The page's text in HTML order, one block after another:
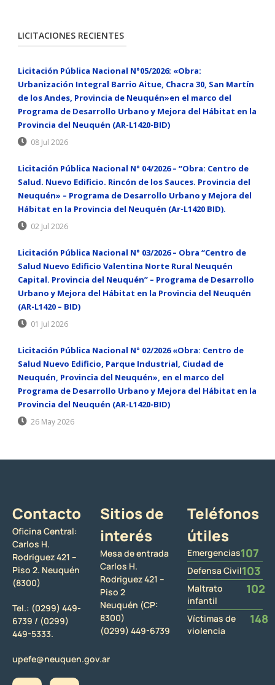
LICITACIONES RECIENTES
Licitación Pública Nacional N°05/2026: «Obra:
Urbanización Integral Barrio Aitue, Chacra 30, San Martín
de los Andes, Provincia de Neuquén»en el marco del
Programa de Desarrollo Urbano y Mejora del Hábitat en la
Provincia del Neuquén (AR-L1420-BID)
08 Jul 2026
Licitación Pública Nacional N° 04/2026 – “Obra: Centro de
Salud. Nuevo Edificio. Rincón de los Sauces. Provincia del
Neuquén» – Programa de Desarrollo Urbano y Mejora del
Hábitat en la Provincia del Neuquén (Ar-L1420 BID).
02 Jul 2026
Licitación Pública Nacional N° 03/2026 – Obra “Centro de
Salud Nuevo Edificio Valentina Norte Rural Neuquén
Capital. Provincia del Neuquén” – Programa de Desarrollo
Urbano y Mejora del Hábitat en la Provincia del Neuquén
(AR-L1420 – BID)
01 Jul 2026
Licitación Pública Nacional N° 02/2026 «Obra: Centro de
Salud Nuevo Edificio, Parque Industrial, Ciudad de
Neuquén, Provincia del Neuquén», en el marco del
Programa de Desarrollo Urbano y Mejora del Hábitat en la
Provincia del Neuquén (AR-L1420-BID)
26 May 2026
Contacto
Oficina Central:
Carlos H.
Rodriguez 421 –
Piso 2. Neuquén
(8300)
Tel.: (0299) 449-
6739 / (0299)
449-5333.
upefe@neuquen.gov.ar
Sitios de
interés
Mesa de entrada
Carlos H.
Rodriguez 421 –
Piso 2
Neuquén (CP:
8300)
(0299) 449-6739
Teléfonos
útiles
Emergencias107
Defensa Civil103
Maltrato
infantil
102
Víctimas de
violencia
148